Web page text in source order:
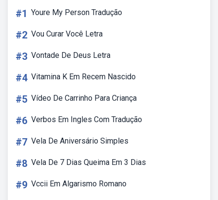
#1 Youre My Person Tradução
#2 Vou Curar Você Letra
#3 Vontade De Deus Letra
#4 Vitamina K Em Recem Nascido
#5 Vídeo De Carrinho Para Criança
#6 Verbos Em Ingles Com Tradução
#7 Vela De Aniversário Simples
#8 Vela De 7 Dias Queima Em 3 Dias
#9 Vccii Em Algarismo Romano